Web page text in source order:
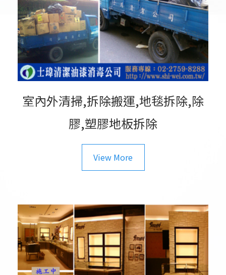
室內外清掃,拆除搬運,地毯拆除,除
膠,塑膠地板拆除
View More